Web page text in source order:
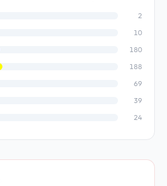
2
10
180
188
69
39
24